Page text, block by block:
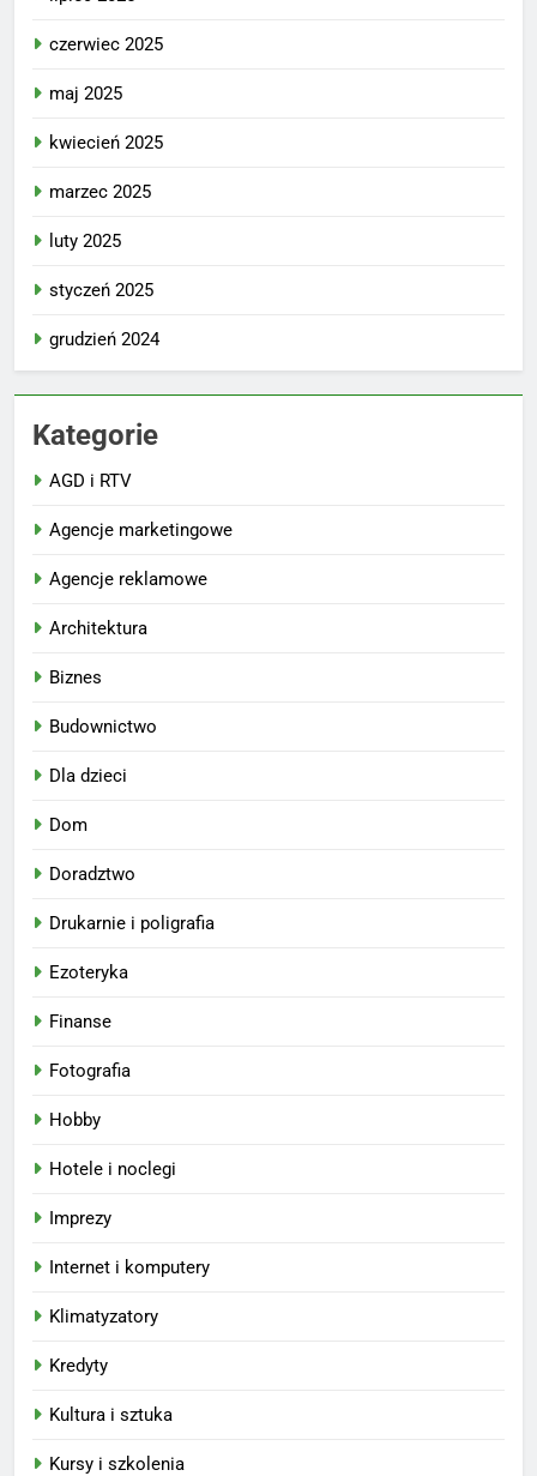
czerwiec 2025
maj 2025
kwiecień 2025
marzec 2025
luty 2025
styczeń 2025
grudzień 2024
Kategorie
AGD i RTV
Agencje marketingowe
Agencje reklamowe
Architektura
Biznes
Budownictwo
Dla dzieci
Dom
Doradztwo
Drukarnie i poligrafia
Ezoteryka
Finanse
Fotografia
Hobby
Hotele i noclegi
Imprezy
Internet i komputery
Klimatyzatory
Kredyty
Kultura i sztuka
Kursy i szkolenia